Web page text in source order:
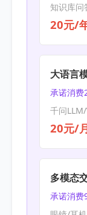
知识库
20元/
大语言
承诺消
千问
20元/
多模态
承诺消